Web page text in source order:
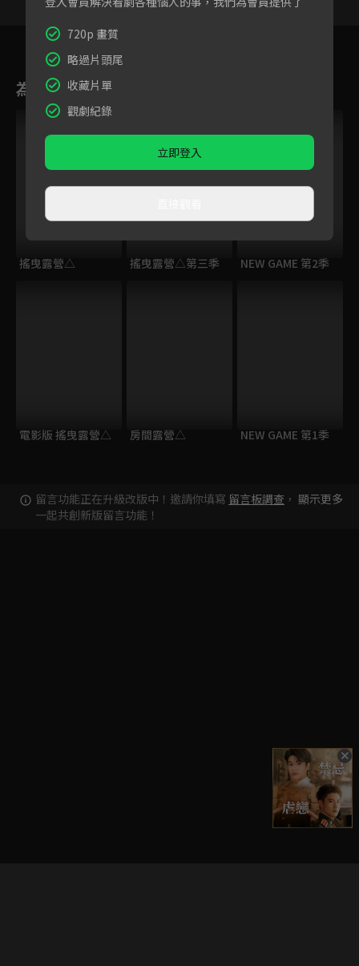
8 9
為您推薦
搖曳露營△ 搖曳露營△第三季 NEW GAME 第2季
電影版 搖曳露營△ 房間露營△ NEW GAME 第1季
留言功能正在升級改版中！邀請你填寫 留言板調查 ，
一起共創新版留言功能！
顯示更多
720p 畫質
略過片頭尾
收藏片單
觀劇紀錄
立即登入